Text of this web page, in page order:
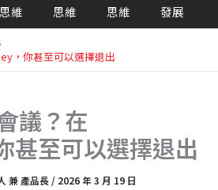
思維 思維 思維 發展
，你甚至可以選擇退出
議？在
甚至可以選擇退出
兼 產品長 / 2026 年 3 月 19 日